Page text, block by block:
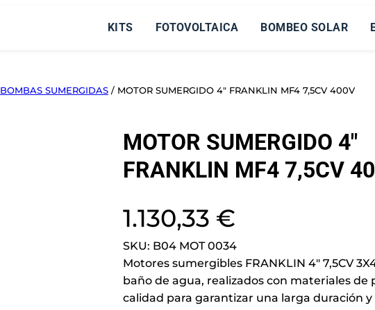
KITS FOTOVOLTAICA BOMBEO SOLAR
BOMBAS SUMERGIDAS / MOTOR SUMERGIDO 4″ FRANKLIN MF4 7,5CV 400V
MOTOR SUMERGIDO 4″
FRANKLIN MF4 7,5CV
1.130,33 €
SKU: B04 MOT 0034
Motores sumergibles FRANKLIN 4″ 7,5CV
baño de agua, realizados con materiales de
calidad para garantizar una larga duración y